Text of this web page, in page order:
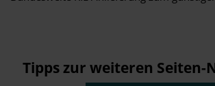
Tipps zur weiteren Seiten-